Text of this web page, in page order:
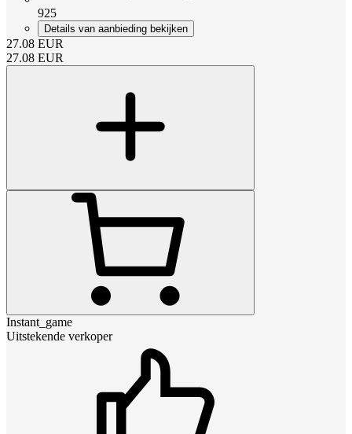
925
Details van aanbieding bekijken
27.08 EUR
27.08 EUR
Instant_game
Uitstekende verkoper